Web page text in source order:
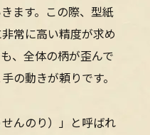
ます。この際、型紙
常に高い精度が求め
、全体の柄が歪んで
の動きが頼りです。
んのり）」と呼ばれ